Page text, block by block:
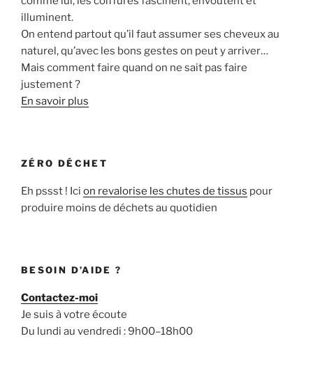
illuminent.
On entend partout qu’il faut assumer ses cheveux au
naturel, qu’avec les bons gestes on peut y arriver…
Mais comment faire quand on ne sait pas faire
justement ?
En savoir plus
ZÉRO DÉCHET
Eh pssst ! Ici on revalorise les chutes de tissus pour
produire moins de déchets au quotidien
BESOIN D’AIDE ?
Contactez-moi
Je suis à votre écoute
Du lundi au vendredi : 9h00–18h00